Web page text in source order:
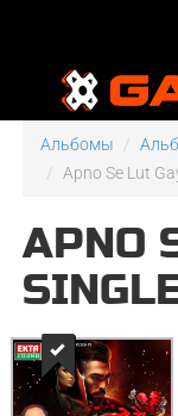
Альбомы
Apno Se Lut
APNO